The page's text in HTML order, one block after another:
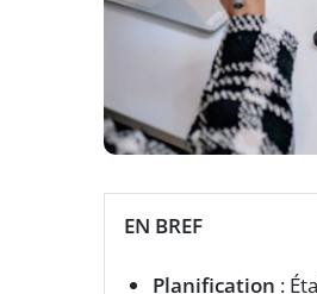
EN BREF
Planification :